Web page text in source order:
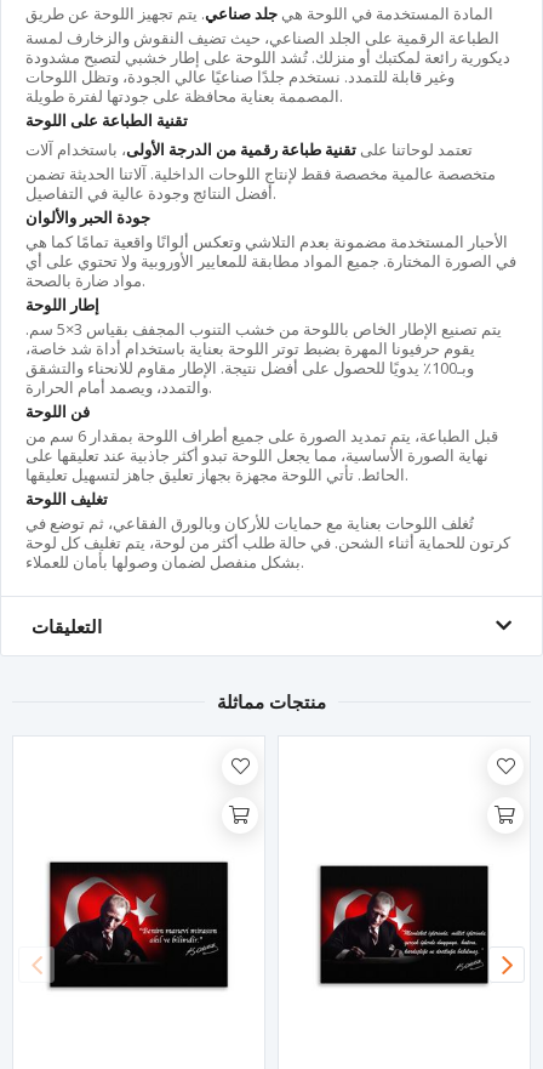
المادة المستخدمة في اللوحة هي جلد صناعي. يتم تجهيز اللوحة عن طريق
الطباعة الرقمية على الجلد الصناعي، حيث تضيف النقوش والزخارف لمسة
ديكورية رائعة لمكتبك أو منزلك. تُشد اللوحة على إطار خشبي لتصبح مشدودة
وغير قابلة للتمدد. نستخدم جلدًا صناعيًا عالي الجودة، وتظل اللوحات
المصممة بعناية محافظة على جودتها لفترة طويلة.
تقنية الطباعة على اللوحة
تعتمد لوحاتنا على تقنية طباعة رقمية من الدرجة الأولى، باستخدام آلات
متخصصة عالمية مخصصة فقط لإنتاج اللوحات الداخلية. آلاتنا الحديثة تضمن
أفضل النتائج وجودة عالية في التفاصيل.
جودة الحبر والألوان
الأحبار المستخدمة مضمونة بعدم التلاشي وتعكس ألوانًا واقعية تمامًا كما هي
في الصورة المختارة. جميع المواد مطابقة للمعايير الأوروبية ولا تحتوي على أي
مواد ضارة بالصحة.
يتم تصنيع الإطار الخاص باللوحة من خشب التنوب المجفف بقياس 3×5 سم.
يقوم حرفيونا المهرة بضبط توتر اللوحة بعناية باستخدام أداة شد خاصة،
وبـ100٪ يدويًا للحصول على أفضل نتيجة. الإطار مقاوم للانحناء والتشقق
والتمدد، ويصمد أمام الحرارة.
قبل الطباعة، يتم تمديد الصورة على جميع أطراف اللوحة بمقدار 6 سم من
نهاية الصورة الأساسية، مما يجعل اللوحة تبدو أكثر جاذبية عند تعليقها على
الحائط. تأتي اللوحة مجهزة بجهاز تعليق جاهز لتسهيل تعليقها.
تغليف اللوحة
تُغلف اللوحات بعناية مع حمايات للأركان وبالورق الفقاعي، ثم توضع في
كرتون للحماية أثناء الشحن. في حالة طلب أكثر من لوحة، يتم تغليف كل لوحة
بشكل منفصل لضمان وصولها بأمان للعملاء.
التعليقات
منتجات مماثلة